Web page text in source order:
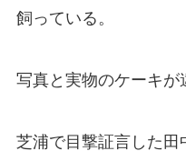
飼っている。
写真と実物のケーキが
芝浦で目撃証言した